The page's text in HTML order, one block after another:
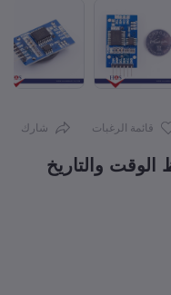
قائمة الرغبات شارك